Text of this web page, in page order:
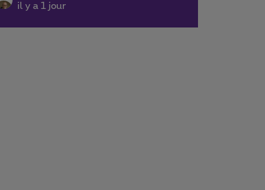
il y a 1 jour